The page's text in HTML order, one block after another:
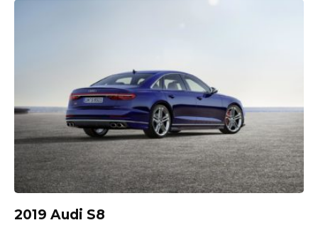
2019 Audi S8